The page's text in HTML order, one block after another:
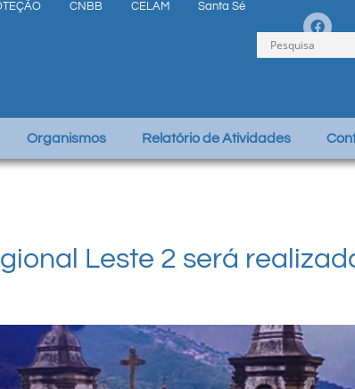
CNBB CELAM Santa Sé
Organismos Relatório de Atividades
Leste 2 será